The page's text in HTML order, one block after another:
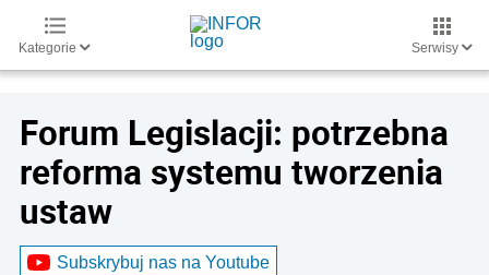
Kategorie Serwisy
Forum Legislacji: potrzebna
reforma systemu tworzenia
ustaw
Subskrybuj nas na Youtube